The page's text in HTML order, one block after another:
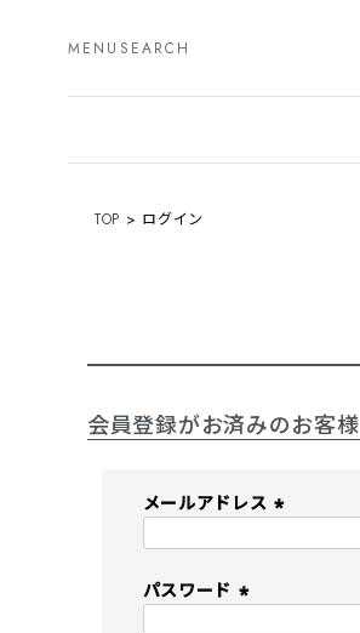
MENU SEARCH
TOP ログイン
会員登録がお済みのお客様
メールアドレス
)
パスワード